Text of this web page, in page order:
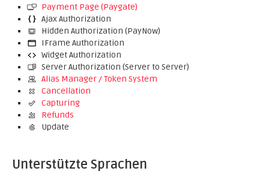
Payment Page (Paygate)
Ajax Authorization
Hidden Authorization (PayNow)
IFrame Authorization
Widget Authorization
Server Authorization (Server to Server)
Alias Manager / Token System
Cancellation
Capturing
Refunds
Update
Unterstützte Sprachen